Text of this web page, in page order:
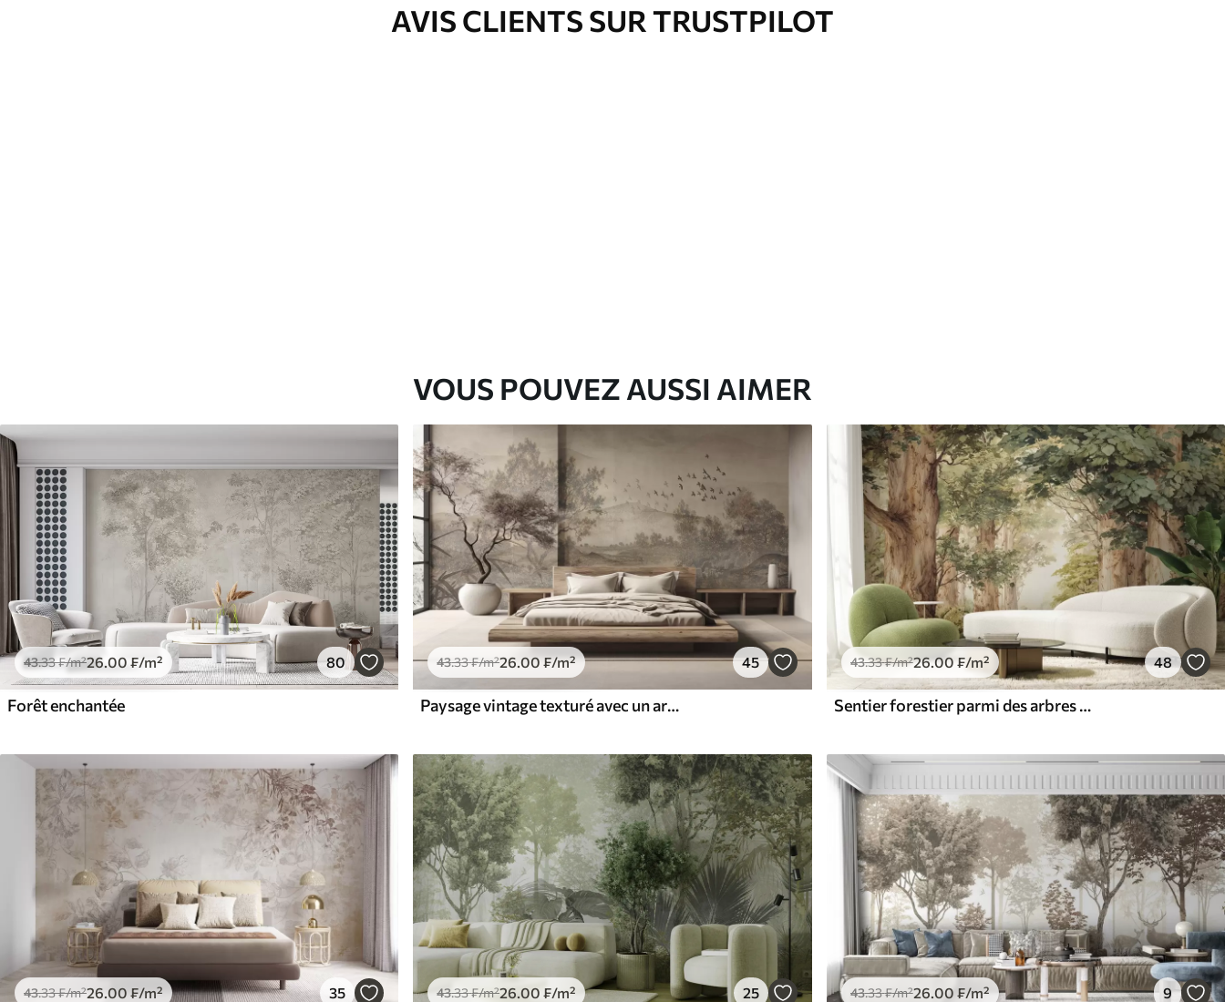
AVIS CLIENTS SUR TRUSTPILOT
VOUS POUVEZ AUSSI AIMER
43.33₣/m²26.00 ₣/m² 80
Forêt enchantée
43.33₣/m²26.00₣/m² 45
Paysage vintage texturé avec un arbre près d'une rivière et un ciel nuageux, art de la nature en tons sépia
43.33₣/m²26.00 ₣/m² 48
Sentier forestier parmi des arbres majestueux, style aquarelle
43.33₣/m²26 .00 ₣/m² 35 43.33₣/m²26 .00 ₣/m² 25 43.33₣/m²26 .00 ₣/m² 9